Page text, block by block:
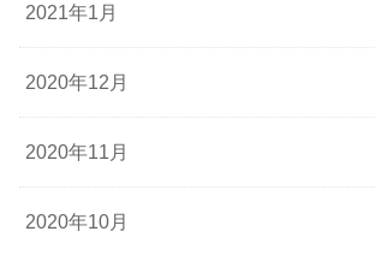
2021年1月
2020年12月
2020年11月
2020年10月